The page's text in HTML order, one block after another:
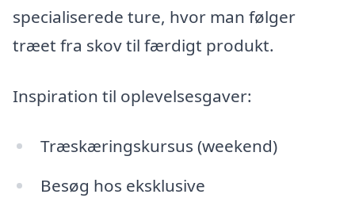
specialiserede ture, hvor man følger
træet fra skov til færdigt produkt.
Inspiration til oplevelsesgaver:
Træskæringskursus (weekend)
Besøg hos eksklusive